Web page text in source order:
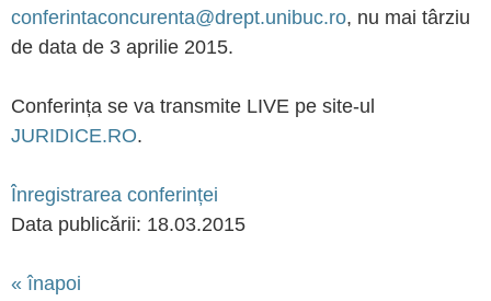
conferintaconcurenta@drept.unibuc.ro, nu mai târziu
de data de 3 aprilie 2015.
Conferința se va transmite LIVE pe site-ul
JURIDICE.RO.
Înregistrarea conferinței
Data publicării: 18.03.2015
« înapoi